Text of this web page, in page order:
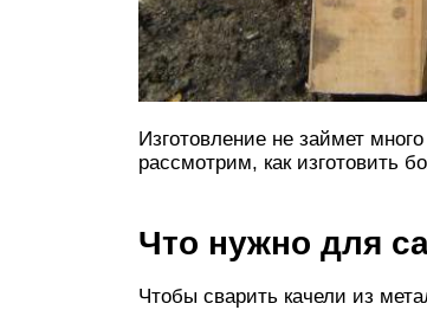
Изготовление не займет
рассмотрим, как изготовить
Что нужно для
Чтобы сварить качели из